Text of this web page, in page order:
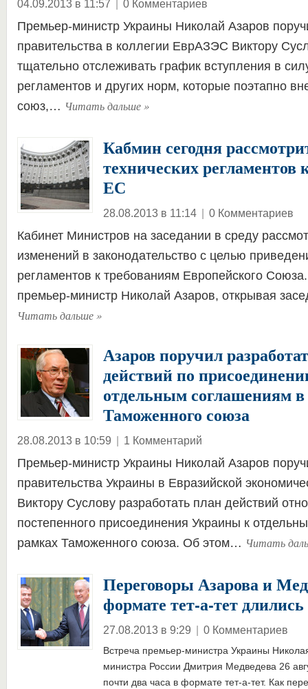
04.09.2013 в 11:57 0 Комментариев
Премьер-министр Украины Николай Азаров
правительства в коллегии ЕврАЗЭС Виктору
тщательно отслеживать график вступления в
регламентов и других норм, которые поэтапно
союз,… Читать дальше»
Кабмин сегодня
технических регламентов
ЕС
28.08.2013 в 11:14 | 0 Комментариев
Кабинет Министров на заседании в среду
изменений в законодательство с целью
регламентов к требованиям Европейского
премьер-министр Николай Азаров, открывая
Читать дальше»
Азаров поручил
действий по
отдельным соглашениям
Таможенного союза
28.08.2013 в 10:59 | 1 Комментарий
Премьер-министр Украины Николай Азаров
правительства Украины в Евразийской
Виктору Суслову разработать план действий
постепенного присоединения Украины к
рамках Таможенного союза. Об этом… Читать
Переговоры Азарова и
формате тет-а-тет
27.08.2013 в 9:29 | 0 Комментариев
Встреча премьер-министра Украины
министра России Дмитрия Медведева 26
почти два часа в формате тет-а-тет. Как